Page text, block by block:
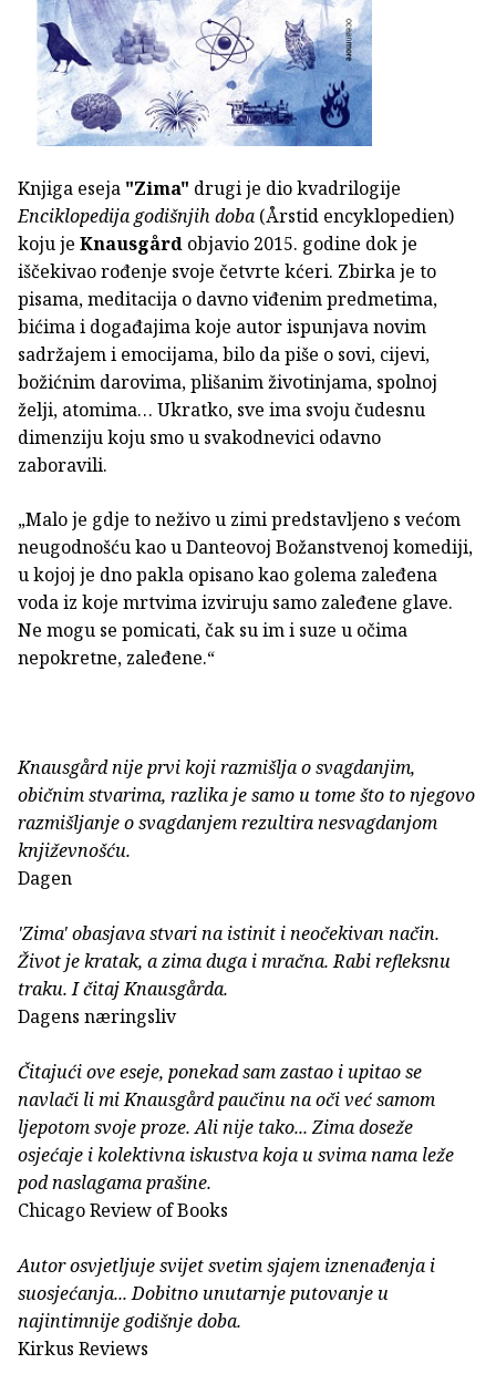
Knjiga eseja "Zima" drugi je dio kvadrilogije
Enciklopedija godišnjih doba (Årstid encyklopedien)
koju je Knausgård objavio 2015. godine dok je
iščekivao rođenje svoje četvrte kćeri. Zbirka je to
pisama, meditacija o davno viđenim predmetima,
bićima i događajima koje autor ispunjava novim
sadržajem i emocijama, bilo da piše o sovi, cijevi,
božićnim darovima, plišanim životinjama, spolnoj
želji, atomima… Ukratko, sve ima svoju čudesnu
dimenziju koju smo u svakodnevici odavno
zaboravili.
„Malo je gdje to neživo u zimi predstavljeno s većom
neugodnošću kao u Danteovoj Božanstvenoj komediji,
u kojoj je dno pakla opisano kao golema zaleđena
voda iz koje mrtvima izviruju samo zaleđene glave.
Ne mogu se pomicati, čak su im i suze u očima
nepokretne, zaleđene.“
Knausgård nije prvi koji razmišlja o svagdanjim,
običnim stvarima, razlika je samo u tome što to njegovo
razmišljanje o svagdanjem rezultira nesvagdanjom
književnošću.
Dagen
'Zima' obasjava stvari na istinit i neočekivan način.
Život je kratak, a zima duga i mračna. Rabi refleksnu
traku. I čitaj Knausgårda.
Dagens næringsliv
Čitajući ove eseje, ponekad sam zastao i upitao se
navlači li mi Knausgård paučinu na oči već samom
ljepotom svoje proze. Ali nije tako... Zima doseže
osjećaje i kolektivna iskustva koja u svima nama leže
pod naslagama prašine.
Chicago Review of Books
Autor osvjetljuje svijet svetim sjajem iznenađenja i
suosjećanja... Dobitno unutarnje putovanje u
najintimnije godišnje doba.
Kirkus Reviews